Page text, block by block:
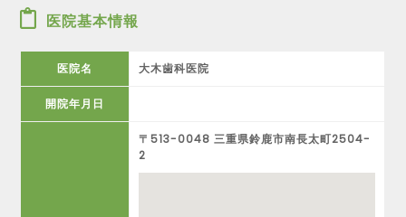
医院基本情報
医院名 大木歯科医院
開院年月日
〒513-0048 三重県鈴鹿市南長太町2504-
2